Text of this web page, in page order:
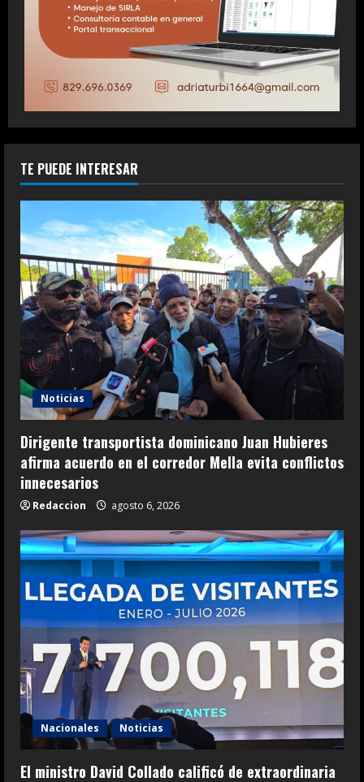
TE PUEDE INTERESAR
Noticias
Dirigente transportista dominicano Juan Hubieres
afirma acuerdo en el corredor Mella evita conflictos
innecesarios
Redaccion agosto 6, 2026
Nacionales Noticias
El ministro David Collado calificó de extraordinaria